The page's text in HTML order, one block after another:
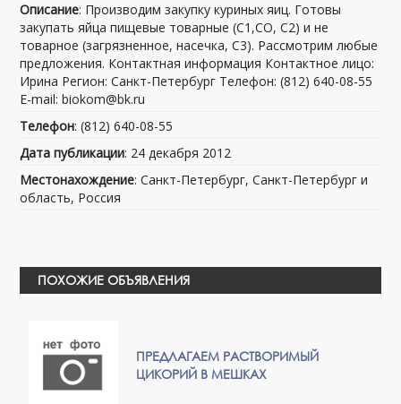
Описание: Производим закупку куриных яиц. Готовы
закупать яйца пищевые товарные (С1,СО, С2) и не
товарное (загрязненное, насечка, С3). Рассмотрим любые
предложения. Контактная информация Контактное лицо:
Ирина Регион: Санкт-Петербург Телефон: (812) 640-08-55
E-mail: biokom@bk.ru
Телефон: (812) 640-08-55
Дата публикации: 24 декабря 2012
Местонахождение: Санкт-Петербург, Санкт-Петербург и
область, Россия
ПОХОЖИЕ ОБЪЯВЛЕНИЯ
ПРЕДЛАГАЕМ РАСТВОРИМЫЙ
ЦИКОРИЙ В МЕШКАХ